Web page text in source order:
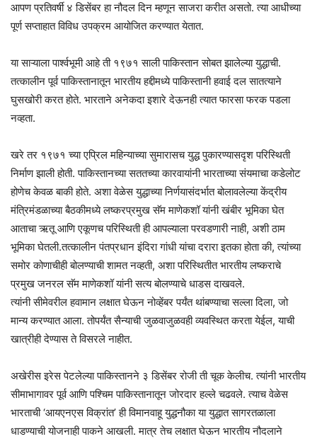
आपण प्रतिवर्षी ४ डिसेंबर हा नौदल दिन म्हणून साजरा करीत असतो. त्या आधीच्या
पूर्ण सप्ताहात विविध उपक्रम आयोजित करण्यात येतात.
या साऱ्याला पार्श्वभूमी आहे ती १९७१ साली पाकिस्तान सोबत झालेल्या युद्धाची.
तत्कालीन पूर्व पाकिस्तानातून भारतीय हद्दीमध्ये पाकिस्तानी हवाई दल सातत्याने
घुसखोरी करत होते. भारताने अनेकदा इशारे देऊनही त्यात फारसा फरक पडला
नव्हता.
खरे तर १९७१ च्या एप्रिल महिन्याच्या सुमारासच युद्ध पुकारण्यासदृश परिस्थिती
निर्माण झाली होती. पाकिस्तानच्या सततच्या कारवायांनी भारताच्या संयमाचा कडेलोट
होणेच केवळ बाकी होते. अशा वेळेस युद्धाच्या निर्णयासंदर्भात बोलावलेल्या केंद्रीय
मंत्रिमंडळाच्या बैठकीमध्ये लष्करप्रमुख सॅम माणेकशॉ यांनी खंबीर भूमिका घेत
आताचा ऋतू आणि एकूणच परिस्थिती ही आपल्याला परवडणारी नाही, अशी ठाम
भूमिका घेतली.तत्कालीन पंतप्रधान इंदिरा गांधी यांचा दरारा इतका होता की, त्यांच्या
समोर कोणाचीही बोलण्याची शामत नव्हती, अशा परिस्थितीत भारतीय लष्कराचे
प्रमुख जनरल सॅम माणेकशॉ यांनी सत्य बोलण्याचे धाडस दाखवले.
त्यांनी सीमेवरील हवामान लक्षात घेऊन नोव्हेंबर पर्यंत थांबण्याचा सल्ला दिला, जो
मान्य करण्यात आला. तोपर्यंत सैन्याची जुळवाजुळवही व्यवस्थित करता येईल, याची
खात्रीही देण्यास ते विसरले नाहीत.
अखेरीस इरेस पेटलेल्या पाकिस्तानने ३ डिसेंबर रोजी ती चूक केलीच. त्यांनी भारतीय
सीमाभागावर पूर्व आणि पश्चिम पाकिस्तानातून जोरदार हल्ले चढवले. त्याच वेळेस
भारताची ‘आयएनएस विक्रांत’ ही विमानवाहू युद्धनौका या युद्धात सागरतळाला
धाडण्याची योजनाही पाकने आखली. मात्र तेच लक्षात घेऊन भारतीय नौदलाने